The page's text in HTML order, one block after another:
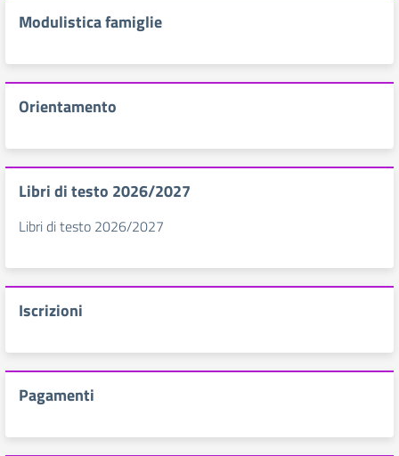
Modulistica famiglie
Orientamento
Libri di testo 2026/2027
Libri di testo 2026/2027
Iscrizioni
Pagamenti